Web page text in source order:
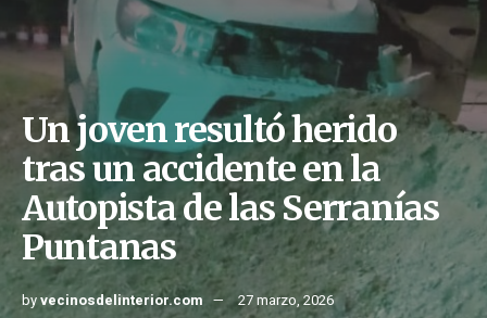
Un joven resultó herido
tras un accidente en la
Autopista de las Serranías
Puntanas
byvecinosdelinterior.com 27 marzo, 2026